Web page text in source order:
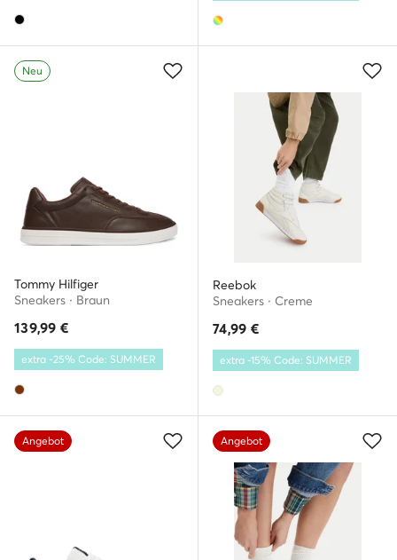
Neu
Tommy Hilfiger
Sneakers · Braun
139,99 €
extra -25% Code: SUMMER
Reebok
Sneakers · Creme
74,99 €
extra -15% Code: SUMMER
Angebot Angebot